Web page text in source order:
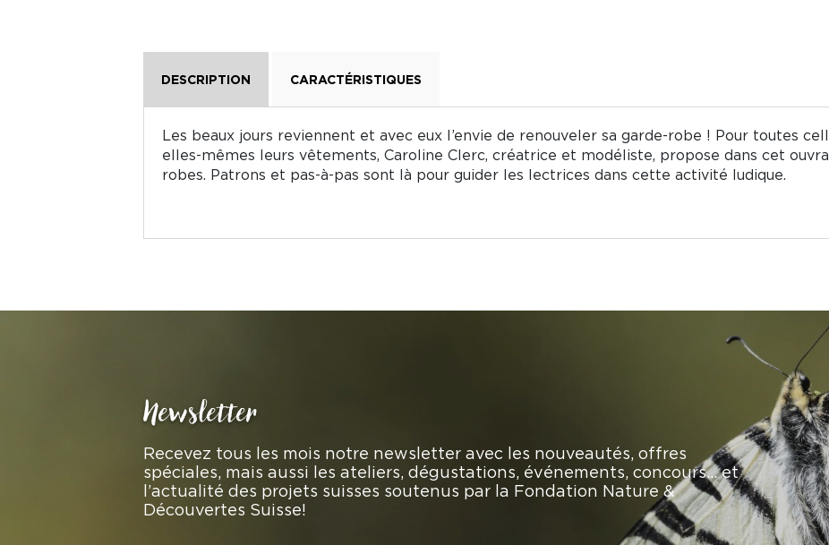
DESCRIPTION CARACTÉRISTIQUES
Les beaux jours reviennent et avec eux l’envie de renouveler sa garde-robe ! Pour toutes
elles-mêmes leurs vêtements, Caroline Clerc, créatrice et modéliste, propose dans cet
robes. Patrons et pas-à-pas sont là pour guider les lectrices dans cette activité ludique.
Newsletter
Recevez tous les mois notre newsletter avec les nouveautés, offres
spéciales, mais aussi les ateliers, dégustations, événements, concours… et
l’actualité des projets suisses soutenus par la Fondation Nature &
Découvertes Suisse!